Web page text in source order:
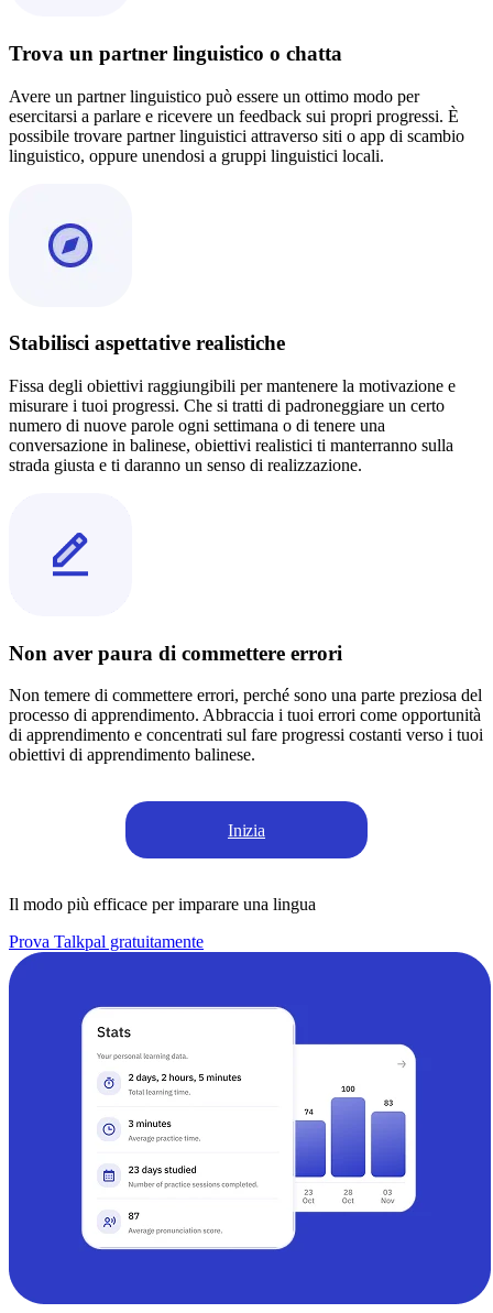
Trova un partner linguistico o chatta
Avere un partner linguistico può essere un ottimo modo per
esercitarsi a parlare e ricevere un feedback sui propri progressi. È
possibile trovare partner linguistici attraverso siti o app di scambio
linguistico, oppure unendosi a gruppi linguistici locali.
Stabilisci aspettative realistiche
Fissa degli obiettivi raggiungibili per mantenere la motivazione e
misurare i tuoi progressi. Che si tratti di padroneggiare un certo
numero di nuove parole ogni settimana o di tenere una
conversazione in balinese, obiettivi realistici ti manterranno sulla
strada giusta e ti daranno un senso di realizzazione.
Non aver paura di commettere errori
Non temere di commettere errori, perché sono una parte preziosa del
processo di apprendimento. Abbraccia i tuoi errori come opportunità
di apprendimento e concentrati sul fare progressi costanti verso i tuoi
obiettivi di apprendimento balinese.
Inizia
Il modo più efficace per imparare una lingua
Prova Talkpal gratuitamente